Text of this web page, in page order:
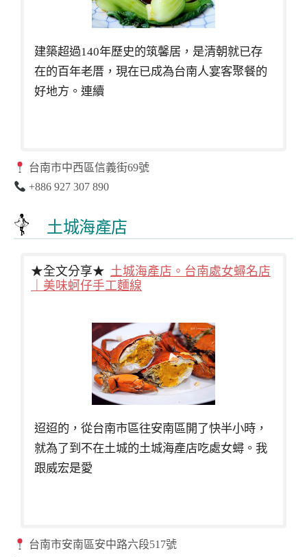
建築超過140年歷史的筑馨居，是清朝就已存
在的百年老厝，現在已成為台南人宴客聚餐的
好地方。連續
台南市中西區信義街69號
+886 927 307 890
土城海產店
★全文分享★ 土城海產店。台南處女蟳名店
｜美味蚵仔手工麵線
迢迢的，從台南市區往安南區開了快半小時，
就為了到不在土城的土城海產店吃處女蟳。我
跟威宏是愛
台南市安南區安中路六段517號